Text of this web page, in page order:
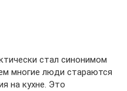
стал синонимом
многие люди стараются
на кухне. Это